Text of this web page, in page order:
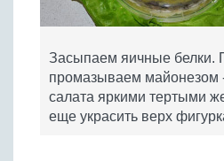
Засыпаем яичные белки.
промазываем майонезом
салата яркими тертыми
еще украсить верх